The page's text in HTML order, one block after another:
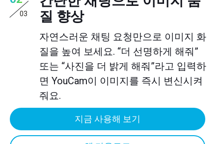
03
질 향상
자연스러운 채팅 요청만으로 이미지 화
질을 높여 보세요. “더 선명하게 해줘”
또는 “사진을 더 밝게 해줘”라고 입력하
면 YouCam이 이미지를 즉시 변신시켜
줘요.
지금 사용해 보기